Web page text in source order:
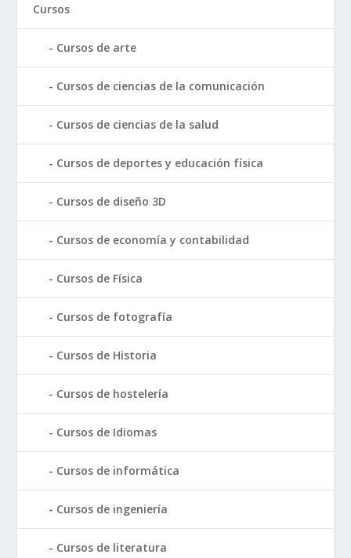
Cursos
Cursos de arte
Cursos de ciencias de la comunicación
Cursos de ciencias de la salud
Cursos de deportes y educación física
Cursos de diseño 3D
Cursos de economía y contabilidad
Cursos de Física
Cursos de fotografía
Cursos de Historia
Cursos de hostelería
Cursos de Idiomas
Cursos de informática
Cursos de ingeniería
Cursos de literatura